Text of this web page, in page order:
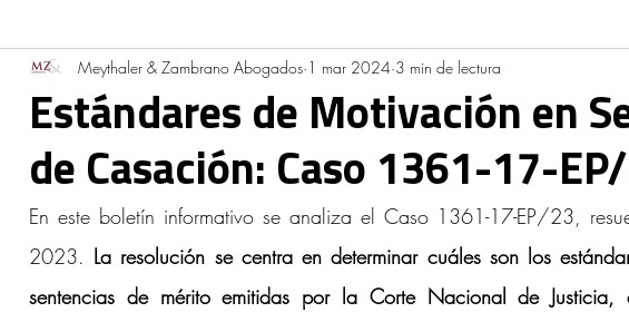
y Aduanas Laboral Protección de Datos Personales
y Sector Público Familia y Movilidad Logros y Precedentes
y Análisis Propiedad Intelectual y Mercado
Estándares de Motivación en
de Casación: Caso 1361-17-
Meythaler & Zambrano Abogados 1 mar 2024 3 min de lectura
En este boletín informativo se analiza el Caso 1361-17-EP/23,
2023. La resolución se centra en determinar cuáles son los
sentencias de mérito emitidas por la Corte Nacional de